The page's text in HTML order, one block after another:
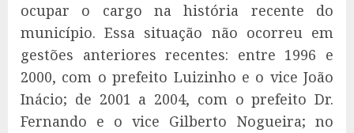
ocupar o cargo na história recente do
município. Essa situação não ocorreu em
gestões anteriores recentes: entre 1996 e
2000, com o prefeito Luizinho e o vice João
Inácio; de 2001 a 2004, com o prefeito Dr.
Fernando e o vice Gilberto Nogueira; no